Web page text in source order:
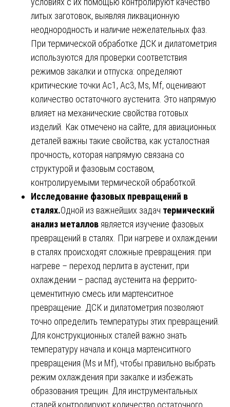
литых заготовок, выявляя ликвационную
неоднородность и наличие нежелательных фаз.
При термической обработке ДСК и дилатометрия
используются для проверки соответствия
режимов закалки и отпуска: определяют
критические точки Ac1, Ac3, Ms, Mf, оценивают
количество остаточного аустенита. Это напрямую
влияет на механические свойства готовых
изделий. Как отмечено на сайте, для авиационных
деталей важны такие свойства, как усталостная
прочность, которая напрямую связана со
структурой и фазовым составом,
контролируемыми термической обработкой.
Исследование фазовых превращений в
сталях.Одной из важнейших задач термический
анализ металлов является изучение фазовых
превращений в сталях. При нагреве и охлаждении
в сталях происходят сложные превращения: при
нагреве – переход перлита в аустенит, при
охлаждении – распад аустенита на феррито-
цементитную смесь или мартенситное
превращение. ДСК и дилатометрия позволяют
точно определить температуры этих превращений.
Для конструкционных сталей важно знать
температуру начала и конца мартенситного
превращения (Ms и Mf), чтобы правильно выбрать
режим охлаждения при закалке и избежать
образования трещин. Для инструментальных
сталей контролируют количество остаточного